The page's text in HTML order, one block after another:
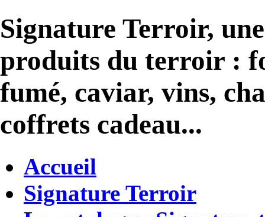
Signature Terroir,
produits du terroir :
fumé, caviar, vins,
coffrets cadeau...
Accueil
Signature Terroir